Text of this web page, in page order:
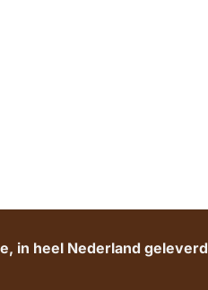
in heel Nederland geleverd